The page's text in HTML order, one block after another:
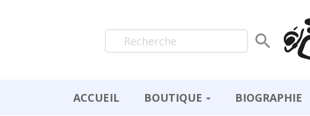

ACCUEIL BOUTIQUE BIOGRAPHIE